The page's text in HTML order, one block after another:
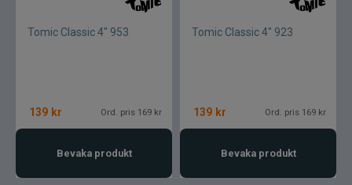
Tomic Classic 4" 953
139 kr Ord. pris 169 kr
Bevaka produkt
Tomic Classic 4" 923
139 kr Ord. pris 169 kr
Bevaka produkt